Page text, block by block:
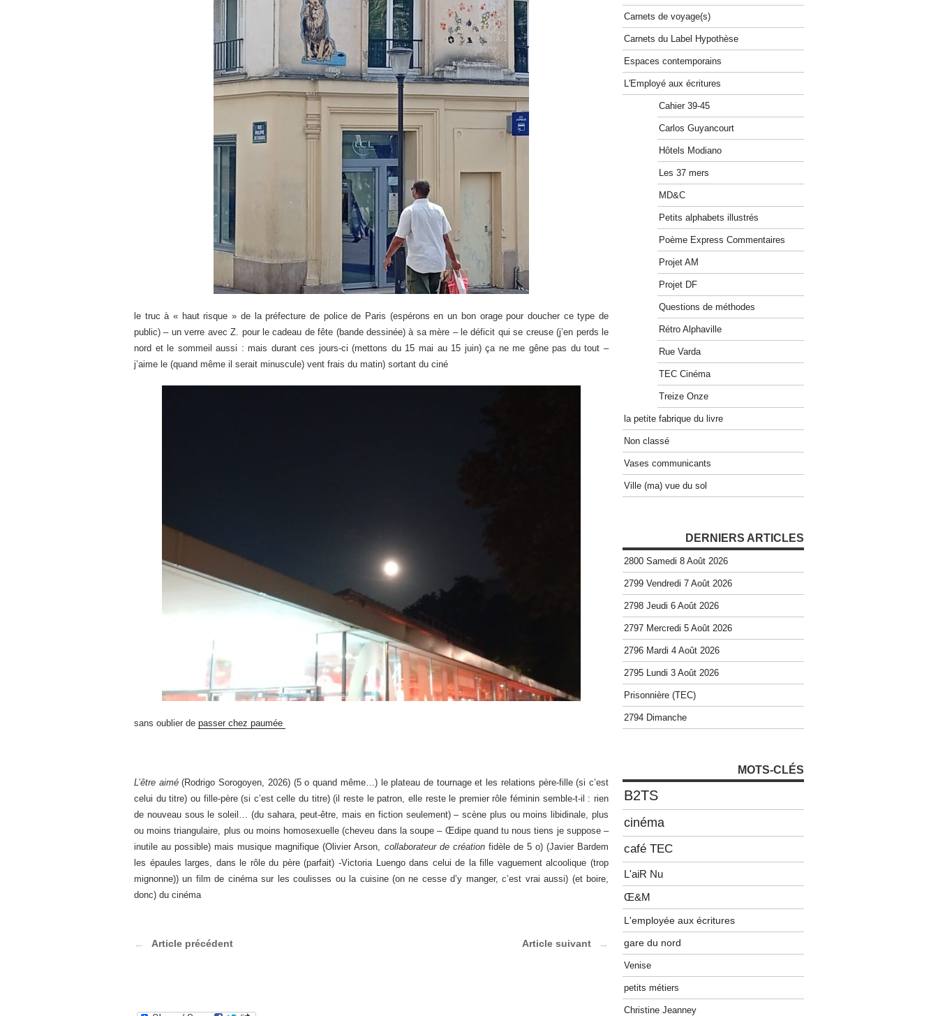
le truc à « haut risque » de la préfecture de police de Paris (espérons en un bon orage pour doucher ce type de
public) – un verre avec Z. pour le cadeau de fête (bande dessinée) à sa mère – le déficit qui se creuse (j’en perds le
nord et le sommeil aussi : mais durant ces jours-ci (mettons du 15 mai au 15 juin) ça ne me gêne pas du tout –
j’aime le (quand même il serait minuscule) vent frais du matin) sortant du ciné
sans oublier de passer chez paumée
L’être aimé(Rodrigo Sorogoyen, 2026) (5 o quand même…) le plateau de tournage et les relations père-fille (si c’est
celui du titre) ou fille-père (si c’est celle du titre) (il reste le patron, elle reste le premier rôle féminin semble-t-il : rien
de nouveau sous le soleil… (du sahara, peut-être, mais en fiction seulement) – scène plus ou moins libidinale, plus
ou moins triangulaire, plus ou moins homosexuelle (cheveu dans la soupe – Œdipe quand tu nous tiens je suppose –
inutile au possible) mais musique magnifique (Olivier Arson, collaborateur de créationfidèle de 5 o) (Javier Bardem
les épaules larges, dans le rôle du père (parfait) -Victoria Luengo dans celui de la fille vaguement alcoolique (trop
mignonne)) un film de cinéma sur les coulisses ou la cuisine (on ne cesse d’y manger, c’est vrai aussi) (et boire,
donc) du cinéma
Article précédent Article suivant
Carnets de voyage(s)
Carnets du Label Hypothèse
Espaces contemporains
L'Employé aux écritures
Cahier 39-45
Carlos Guyancourt
Hôtels Modiano
Les 37 mers
MD&C
Petits alphabets illustrés
Poème Express Commentaires
Projet AM
Projet DF
Questions de méthodes
Rétro Alphaville
Rue Varda
TEC Cinéma
Treize Onze
la petite fabrique du livre
Non classé
Vases communicants
Ville (ma) vue du sol
DERNIERS ARTICLES
2800 Samedi 8 Août 2026
2799 Vendredi 7 Août 2026
2798 Jeudi 6 Août 2026
2797 Mercredi 5 Août 2026
2796 Mardi 4 Août 2026
2795 Lundi 3 Août 2026
Prisonnière (TEC)
2794 Dimanche
MOTS-CLÉS
B2TS
cinéma
café TEC
L'aiR Nu
Œ&M
L'employée aux écritures
gare du nord
Venise
petits métiers
Christine Jeanney